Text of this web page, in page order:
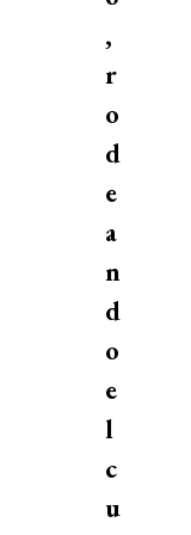
,
r
o
d
e
a
n
d
o
e
l
c
u